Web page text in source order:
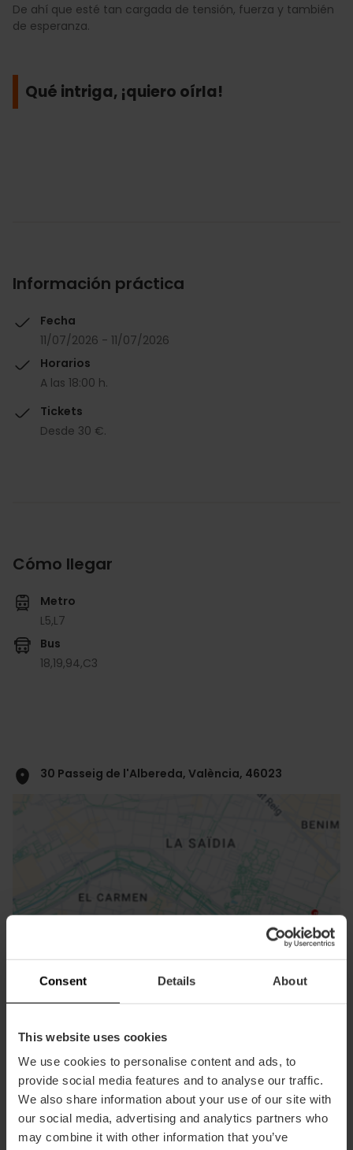
Consent Details About
This website uses cookies
We use cookies to personalise content and ads, to
provide social media features and to analyse our traffic.
We also share information about your use of our site with
our social media, advertising and analytics partners who
may combine it with other information that you’ve
De ahí que esté tan cargada de tensión, fuerza y también
de esperanza.
Qué intriga, ¡quiero oírla!
Información práctica
Fecha
11/07/2026 - 11/07/2026
Horarios
A las 18:00 h.
Tickets
Desde 30 €.
Cómo llegar
Metro
L5,L7
Bus
18,19,94,C3
30 Passeig de l'Albereda, València, 46023
Cómo llegar